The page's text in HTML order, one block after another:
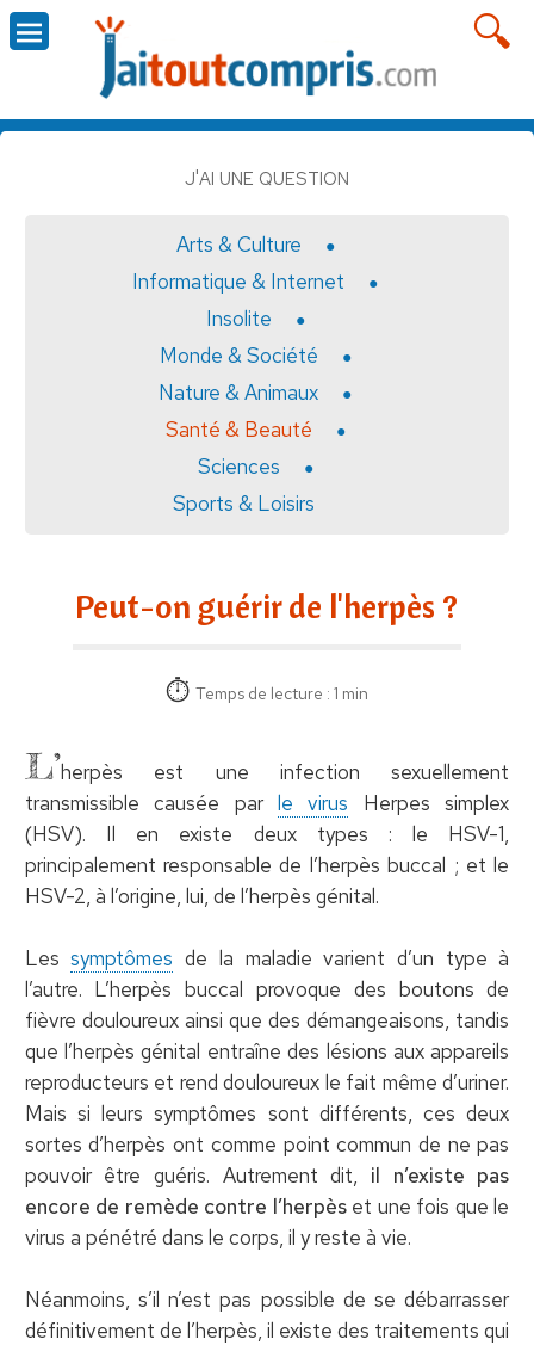
J'AI UNE QUESTION
Arts & Culture
Informatique & Internet
Insolite
Monde & Société
Nature & Animaux
Santé & Beauté
Sciences
Sports & Loisirs
Peut-on guérir de l'herpès ?
Temps de lecture : 1 min
L’herpès est une infection sexuellement
transmissible causée par le virus Herpes simplex
(HSV). Il en existe deux types : le HSV-1,
principalement responsable de l’herpès buccal ; et le
HSV-2, à l’origine, lui, de l’herpès génital.
Lessymptômes de la maladie varient d’un type à
l’autre. L’herpès buccal provoque des boutons de
fièvre douloureux ainsi que des démangeaisons, tandis
que l’herpès génital entraîne des lésions aux appareils
reproducteurs et rend douloureux le fait même d’uriner.
Mais si leurs symptômes sont différents, ces deux
sortes d’herpès ont comme point commun de ne pas
pouvoir être guéris. Autrement dit, il n’existe pas
encore de remède contre l’herpèset une fois que le
virus a pénétré dans le corps, il y reste à vie.
Néanmoins, s’il n’est pas possible de se débarrasser
définitivement de l’herpès, il existe des traitements qui